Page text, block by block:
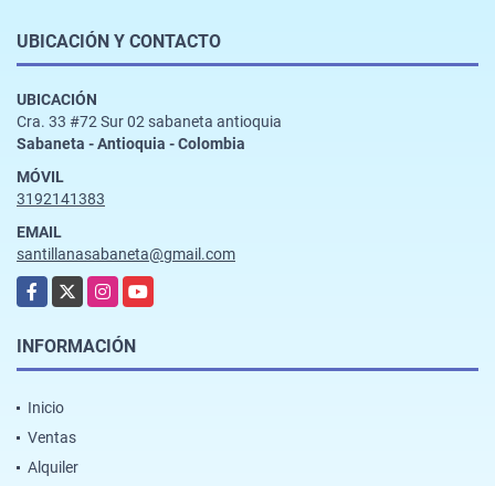
UBICACIÓN Y CONTACTO
UBICACIÓN
Cra. 33 #72 Sur 02 sabaneta antioquia
Sabaneta - Antioquia - Colombia
MÓVIL
3192141383
EMAIL
santillanasabaneta@gmail.com
Facebook
X InstagramYouTube
INFORMACIÓN
Inicio
Ventas
Alquiler